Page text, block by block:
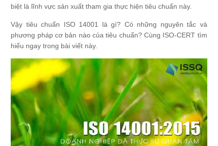
biệt là lĩnh vực sản xuất tham gia thực hiện tiêu chuẩn này.
Vậy tiêu chuẩn ISO 14001
là gì? Có những nguyên tắc và
phương pháp cơ bản nào của tiêu chuẩn? Cùng ISO-CERT tìm
hiểu ngay trong bài viết này.